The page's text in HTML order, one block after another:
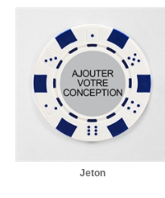
Jeton